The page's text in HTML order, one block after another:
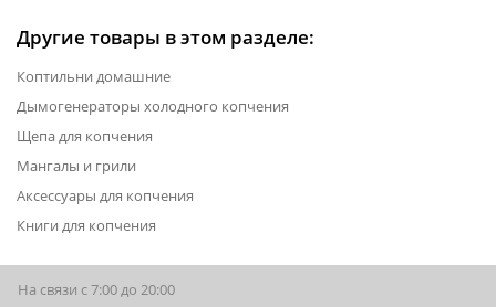
Частью любой колбасы являются качественные черева и
оболочка. Мы предлагаем натуральные и искусственные
оболочки различных размеров и типов, идеально
подходящие для любых рецептов: сосиски, копченые и
вареные колбасы. Натуральные оболочки обеспечивают
традиционный вкус и текстуру, а искусственные – удобство
разнообразия материалов и диаметров, чтобы создать
идеальную колбасу.
Другие товары в этом разделе:
Коптильни домашние
Дымогенераторы холодного копчения
Щепа для копчения
Мангалы и грили
Аксессуары для копчения
Книги для копчения
На связи с 7:00 до 20:00